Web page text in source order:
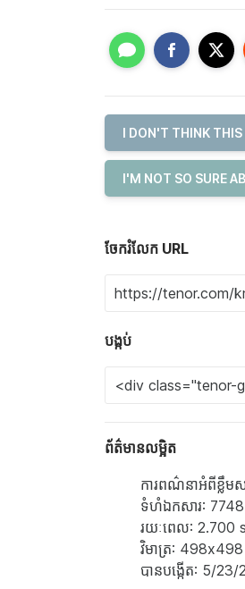
I DON'T THINK THIS
I'M NOT SO SURE
ចែករំលែក URL
បង្កប់
ព័ត៌មានលម្អិត
ការពណ៌នាអំពីខ្លឹម
ទំហំ​ឯកសារ:
រយៈពេល: 2.700
វិមាត្រ: 498x498
បាន​បង្កើត: 5/